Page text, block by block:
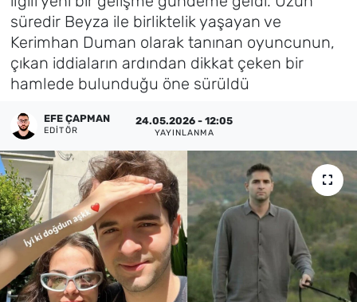
süredir Beyza ile birliktelik yaşayan ve
Kerimhan Duman olarak tanınan oyuncunun,
çıkan iddiaların ardından dikkat çeken bir
hamlede bulunduğu öne sürüldü
EFE ÇAPMAN
EDITÖR
24.05.2026 - 12:05
YAYINLANMA
İletişim